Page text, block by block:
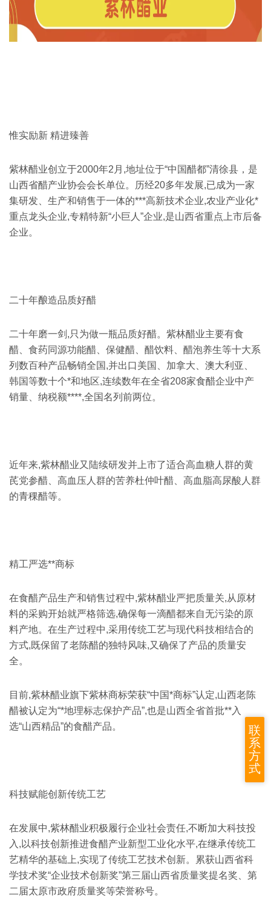
惟实励新 精进臻善
紫林醋业创立于2000年2月,地址位于“中国醋都”清徐县，是
山西省醋产业协会会长单位。历经20多年发展,已成为一家
集研发、生产和销售于一体的***高新技术企业,农业产业化*
重点龙头企业,专精特新“小巨人”企业,是山西省重点上市后备
企业。
二十年酿造品质好醋
二十年磨一剑,只为做一瓶品质好醋。紫林醋业主要有食
醋、食药同源功能醋、保健醋、醋饮料、醋泡养生等十大系
列数百种产品畅销全国,并出口美国、加拿大、澳大利亚、
韩国等数十个*和地区,连续数年在全省208家食醋企业中产
销量、纳税额****,全国名列前两位。
近年来,紫林醋业又陆续研发并上市了适合高血糖人群的黄
芪党参醋、高血压人群的苦养杜仲叶醋、高血脂高尿酸人群
的青稞醋等。
精工严选**商标
在食醋产品生产和销售过程中,紫林醋业严把质量关,从原材
料的采购开始就严格筛选,确保每一滴醋都来自无污染的原
料产地。在生产过程中,采用传统工艺与现代科技相结合的
方式,既保留了老陈醋的独特风味,又确保了产品的质量安
全。
目前,紫林醋业旗下紫林商标荣获“中国*商标”认定,山西老陈
醋被认定为“*地理标志保护产品”,也是山西全省首批**入
选“山西精品”的食醋产品。
科技赋能创新传统工艺
在发展中,紫林醋业积极履行企业社会责任,不断加大科技投
入,以科技创新推进食醋产业新型工业化水平,在继承传统工
艺精华的基础上,实现了传统工艺技术创新。累获山西省科
学技术奖“企业技术创新奖”第三届山西省质量奖提名奖、第
二届太原市政府质量奖等荣誉称号。
联
系
方
式